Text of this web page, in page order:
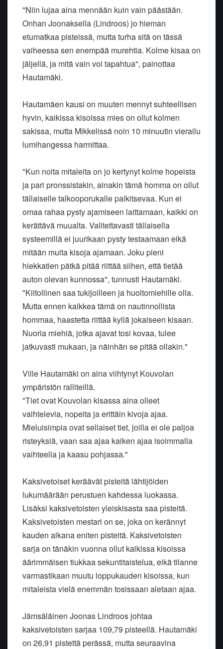
"Niin lujaa aina mennään kuin vain päästään.
Onhan Joonaksella (Lindroos) jo hieman
etumatkaa pisteissä, mutta turha sitä on tässä
vaiheessa sen enempää murehtia. Kolme kisaa on
jäljellä, ja mitä vain voi tapahtua", painottaa
Hautamäki.
Hautamäen kausi on muuten mennyt suhteellisen
hyvin, kaikissa kisoissa mies on ollut kolmen
sakissa, mutta Mikkelissä noin 10 minuutin vierailu
lumihangessa harmittaa.
"Kun noita mitaleita on jo kertynyt kolme hopeista
ja pari pronssistakin, ainakin tämä homma on ollut
tällaiselle talkooporukalle palkitsevaa. Kun ei
omaa rahaa pysty ajamiseen laittamaan, kaikki on
kerättävä muualta. Valitettavasti tällaisella
systeemillä ei juurikaan pysty testaamaan eikä
mitään muita kisoja ajamaan. Joku pieni
hiekkatien pätkä pitää riittää siihen, että tietää
auton olevan kunnossa", tunnusti Hautamäki.
"Kiitollinen saa tukijoilleen ja huoltomiehille olla.
Mutta ennen kaikkea tämä on nautinnollista
hommaa, haastetta riittää kyllä jokaiseen kisaan.
Nuoria miehiä, jotka ajavat tosi kovaa, tulee
jatkuvasti mukaan, ja näinhän se pitää ollakin."
Ville Hautamäki on aina viihtynyt Kouvolan
ympäristön ralliteillä.
"Tiet ovat Kouvolan kisassa aina olleet
vaihtelevia, nopeita ja erittäin kivoja ajaa.
Mieluisimpia ovat sellaiset tiet, joilla ei ole paljoa
risteyksiä, vaan saa ajaa kaiken ajaa isoimmalla
vaihteella ja kaasu pohjassa."
Kaksivetoiset keräävät pisteitä lähtijöiden
lukumäärään perustuen kahdessa luokassa.
Lisäksi kaksivetoisten yleiskisasta saa pisteitä.
Kaksivetoisten mestari on se, joka on kerännyt
kauden aikana eniten pisteitä. Kaksivetoisten
sarja on tänäkin vuonna ollut kaikissa kisoissa
äärimmäisen tiukkaa sekuntitaistelua, eikä tilanne
varmastikaan muutu loppukauden kisoissa, kun
mitaleista vielä enemmän tosissaan aletaan ajaa.
Jämsäläinen Joonas Lindroos johtaa
kaksivetoisten sarjaa 109,79 pisteellä. Hautamäki
on 26,91 pistettä perässä, mutta seuraavina